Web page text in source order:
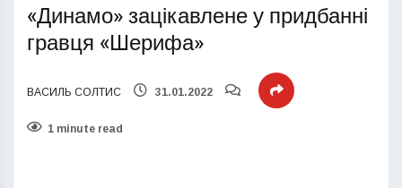
«Динамо» зацікавлене у придбанні
гравця «Шерифа»
ВАСИЛЬ СОЛТИС 31.01.2022
1 minute read